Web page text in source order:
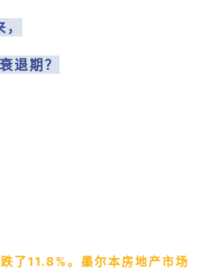
退期？
了11.8%。墨尔本房地产市场